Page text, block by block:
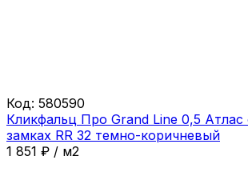
Код: 580590
Кликфальц Про Grand Line 0,5 Атлас
замках RR 32 темно-коричневый
1 851 ₽ / м2